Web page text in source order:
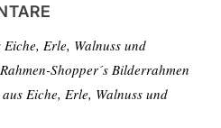
Erle, Walnuss und
Shopper´s Bilderrahmen
Eiche, Erle, Walnuss und